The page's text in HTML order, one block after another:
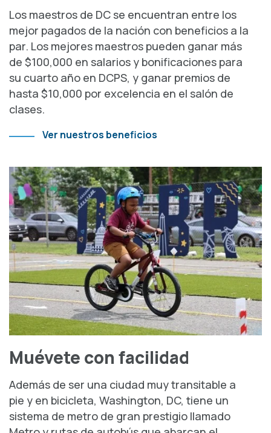
Los maestros de DC se encuentran entre los
mejor pagados de la nación con beneficios a la
par. Los mejores maestros pueden ganar más
de $100,000 en salarios y bonificaciones para
su cuarto año en DCPS, y ganar premios de
hasta $10,000 por excelencia en el salón de
clases.
Ver nuestros beneficios
Muévete con facilidad
Además de ser una ciudad muy transitable a
pie y en bicicleta, Washington, DC, tiene un
sistema de metro de gran prestigio llamado